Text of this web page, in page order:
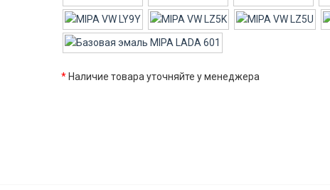
* Наличие товара уточняйте у менеджера